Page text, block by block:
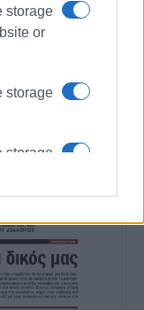
storage
or
storage
storage